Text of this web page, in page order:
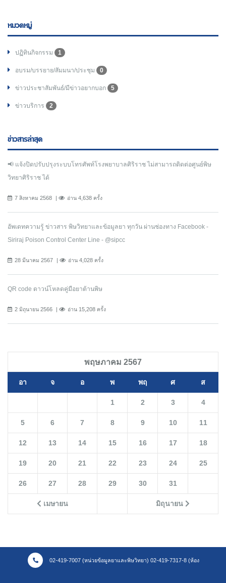
หมวดหมู่
ปฏิทินกิจกรรม 1
อบรม/บรรยาย/สัมมนา/ประชุม 0
ข่าวประชาสัมพันธ์/มีข่าวอยากบอก 5
ข่าวบริการ 2
ข่าวสารล่าสุด
📢 แจ้งปิดปรับปรุงระบบโทรศัพท์โรงพยาบาลศิริราช ไม่สามารถติดต่อศูนย์พิษ
วิทยาศิริราช ได้
7 สิงหาคม 2568 อ่าน 4,638 ครั้ง
อัพเดทความรู้ ข่าวสาร พิษวิทยาและข้อมูลยา ทุกวัน ผ่านช่องทาง Facebook -
Siriraj Poison Control Center Line - @sipcc
28 มีนาคม 2567 อ่าน 4,028 ครั้ง
QR code ดาวน์โหลดคู่มือยาต้านพิษ
2 มิถุนายน 2566 อ่าน 15,208 ครั้ง
พฤษภาคม 2567
อา จ อ พ พฤ ศ ส
เมษายน มิถุนายน
1 2 3 4
5 6 7 8 9 10 11
12 13 14 15 16 17 18
19 20 21 22 23 24 25
26 27 28 29 30 31
02-419-7007 (หน่วยข้อมูลยาและพิษวิทยา) 02-419-7317-8 (ห้อง